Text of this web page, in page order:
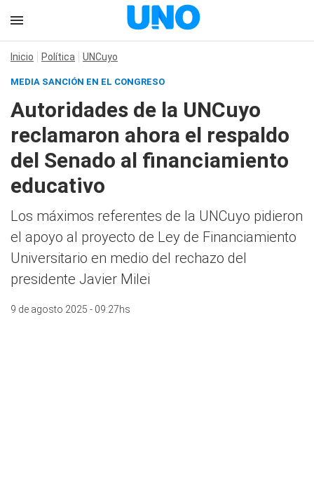
Inicio Política UNCuyo
MEDIA SANCIÓN EN EL CONGRESO
Autoridades de la UNCuyo
reclamaron ahora el respaldo
del Senado al financiamiento
educativo
Los máximos referentes de la UNCuyo pidieron
el apoyo al proyecto de Ley de Financiamiento
Universitario en medio del rechazo del
presidente Javier Milei
9 de agosto 2025 - 09:27hs